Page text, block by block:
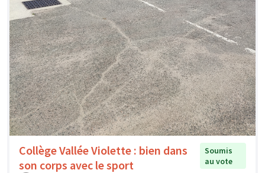
Collège Vallée Violette : bien dans
son corps avec le sport
Soumis
au vote